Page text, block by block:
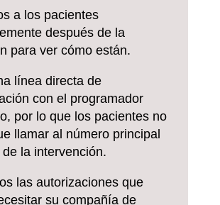
a los pacientes
después de la
para ver cómo están.
línea directa de
con el programador
por lo que los pacientes no
llamar al número principal
la intervención.
las autorizaciones que
su compañía de